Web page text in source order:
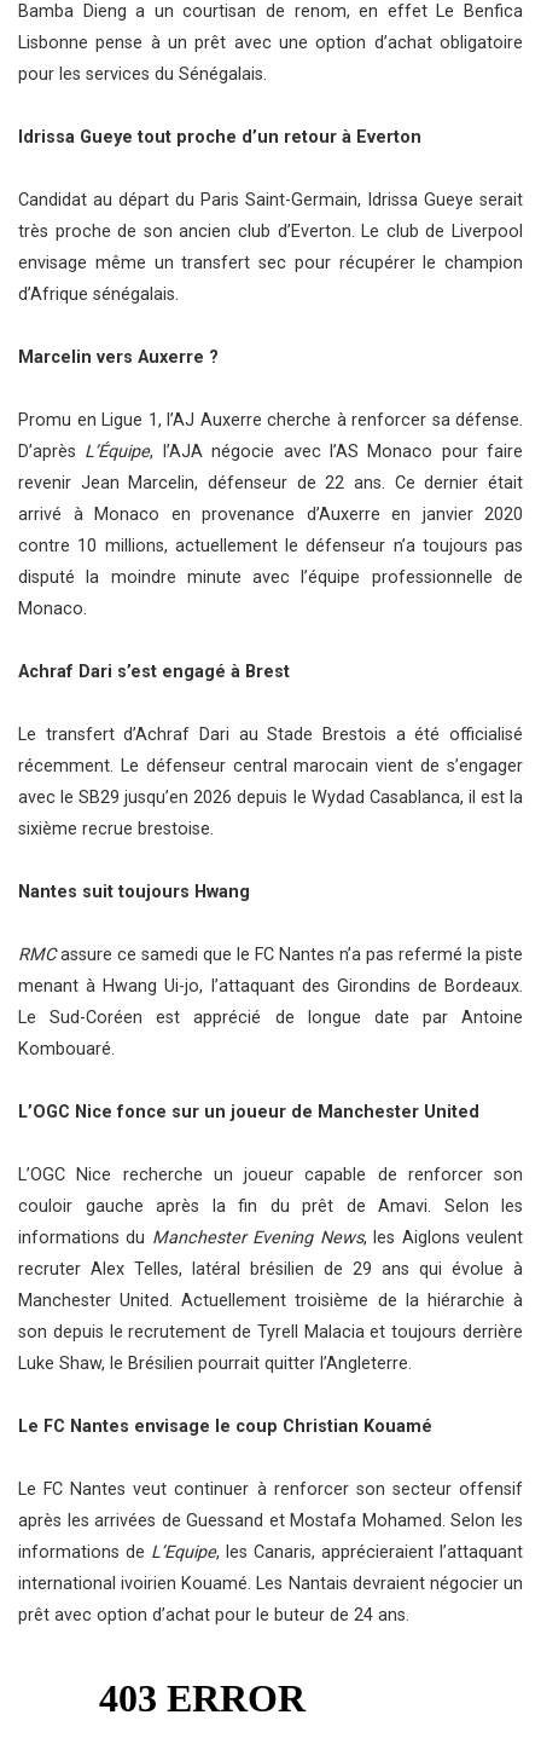
Bamba Dieng a un courtisan de renom, en effet Le Benfica
Lisbonne pense à un prêt avec une option d’achat obligatoire
pour les services du Sénégalais.
Idrissa Gueye tout proche d’un retour à Everton
Candidat au départ du Paris Saint-Germain, Idrissa Gueye serait
très proche de son ancien club d’Everton. Le club de Liverpool
envisage même un transfert sec pour récupérer le champion
d’Afrique sénégalais.
Marcelin vers Auxerre ?
Promu en Ligue 1, l’AJ Auxerre cherche à renforcer sa défense.
D’après L’Équipe, l’AJA négocie avec l’AS Monaco pour faire
revenir Jean Marcelin, défenseur de 22 ans. Ce dernier était
arrivé à Monaco en provenance d’Auxerre en janvier 2020
contre 10 millions, actuellement le défenseur n’a toujours pas
disputé la moindre minute avec l’équipe professionnelle de
Monaco.
Achraf Dari s’est engagé à Brest
Le transfert d’Achraf Dari au Stade Brestois a été officialisé
récemment. Le défenseur central marocain vient de s’engager
avec le SB29 jusqu’en 2026 depuis le Wydad Casablanca, il est la
sixième recrue brestoise.
Nantes suit toujours Hwang
RMCassure ce samedi que le FC Nantes n’a pas refermé la piste
menant à Hwang Ui-jo, l’attaquant des Girondins de Bordeaux.
Le Sud-Coréen est apprécié de longue date par Antoine
Kombouaré.
L’OGC Nice fonce sur un joueur de Manchester United
L’OGC Nice recherche un joueur capable de renforcer son
couloir gauche après la fin du prêt de Amavi. Selon les
informations du Manchester Evening News, les Aiglons veulent
recruter Alex Telles, latéral brésilien de 29 ans qui évolue à
Manchester United. Actuellement troisième de la hiérarchie à
son depuis le recrutement de Tyrell Malacia et toujours derrière
Luke Shaw, le Brésilien pourrait quitter l’Angleterre.
Le FC Nantes envisage le coup Christian Kouamé
Le FC Nantes veut continuer à renforcer son secteur offensif
après les arrivées de Guessand et Mostafa Mohamed. Selon les
informations de L’Equipe, les Canaris, apprécieraient l’attaquant
international ivoirien Kouamé. Les Nantais devraient négocier un
prêt avec option d’achat pour le buteur de 24 ans.